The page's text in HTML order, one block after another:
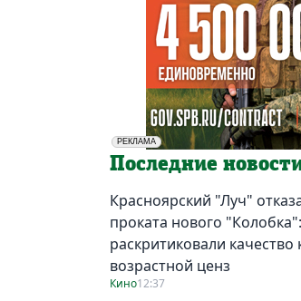
РЕКЛАМА
Социальная реклама
Последние
Красноярский "Луч"
проката нового
раскритиковали качество
возрастной ценз
Кино12:37